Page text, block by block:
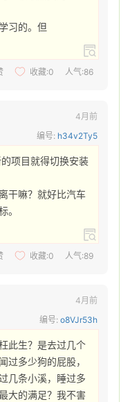
习的。但
收藏:0 人气:86
4月前
编号: h34v2Ty5
项目就得切换安装
干嘛？就好比汽车
。
收藏:0 人气:89
4月前
编号:o8VJr53h
此生？是去过几个
过多少狗的屁股，
几条小溪，睡过多
大的满足？我不害